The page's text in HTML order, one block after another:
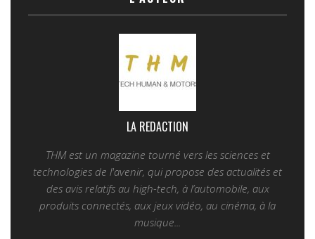
LA REDACTION
THM est un magazine tourné vers les sciences et
technologies de l'avenir, qui propose des actualités et
des avis relatifs au high-tech, à l’automobile, aux
produits connectés, aux jeux vidéo, au cinéma, à la
musique...